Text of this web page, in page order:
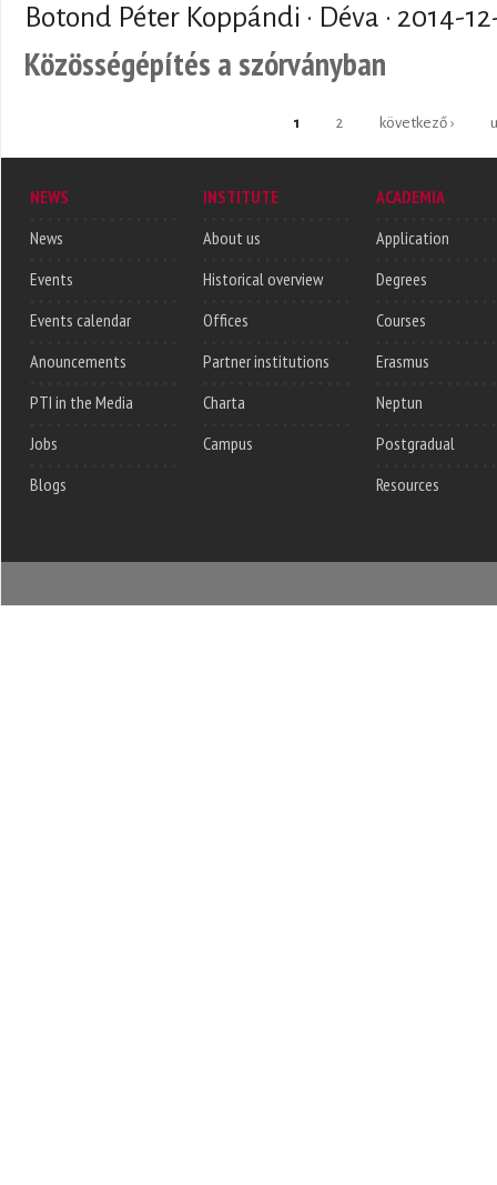
Botond Péter Koppándi · Déva · 2014-
Közösségépítés a szórványban
1 2 következő ›
NEWS
News
Events
Events calendar
Anouncements
PTI in the Media
Jobs
Blogs
INSTITUTE
About us
Historical overview
Offices
Partner institutions
Charta
Campus
ACADEMIA
Application
Degrees
Courses
Erasmus
Neptun
Postgradual
Resources